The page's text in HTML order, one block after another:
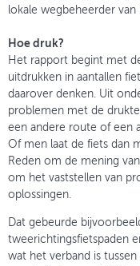
lokale wegbeheerder van
Hoe druk?
Het rapport begint met
uitdrukken in aantallen
daarover denken. Uit
problemen met de
een andere route of een
Of men laat de fiets dan
Reden om de mening
om het vaststellen van
oplossingen.
Dat gebeurde
tweerichtingsfietspaden
wat het verband is